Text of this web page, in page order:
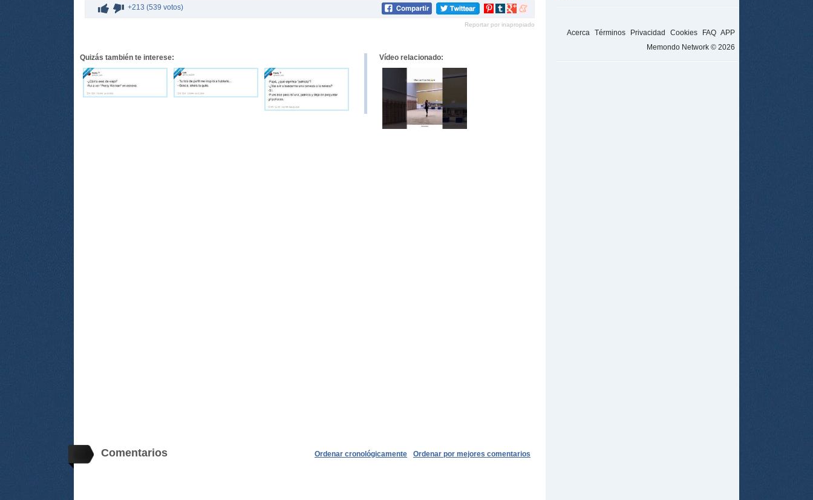
+213 (539 votos)
Compartir
Pinterest
Compartir
tumblr
Compartir
Google+
Compartir
meneame
Reportar por inapropiado
Quizás también te interese: Vídeo relacionado:
Comentarios Ordenar por mejores comentarios
Ordenar cronológicamente
Acerca Términos Privacidad Cookies FAQ APP
Memondo Network © 2026